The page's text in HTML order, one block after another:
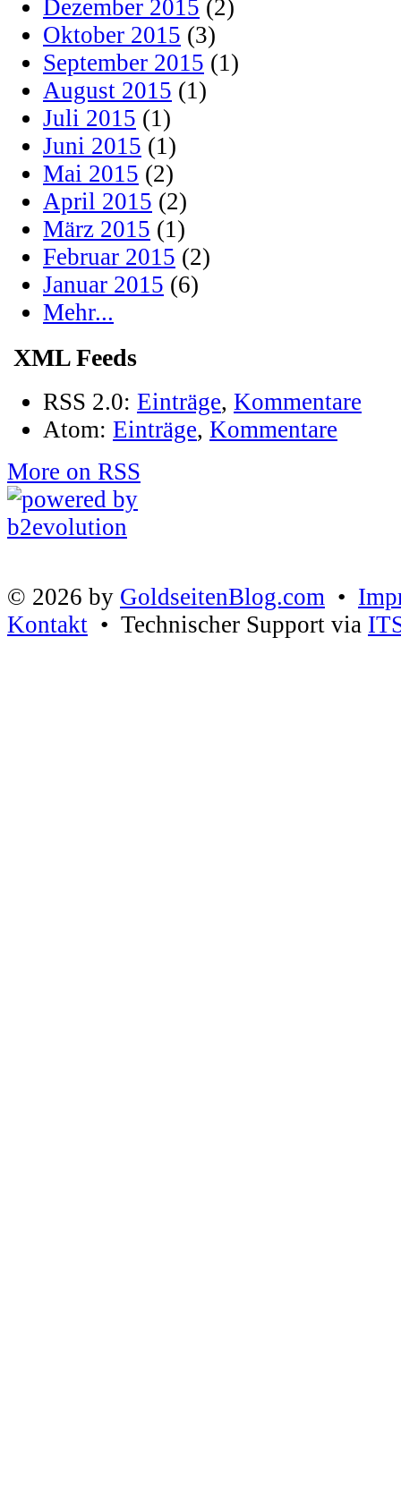
Dezember 2015 (2)
Oktober 2015 (3)
September 2015 (1)
August 2015 (1)
Juli 2015 (1)
Juni 2015 (1)
Mai 2015 (2)
April 2015 (2)
März 2015 (1)
Februar 2015 (2)
Januar 2015 (6)
Mehr...
XML Feeds
RSS 2.0: Einträge, Kommentare
Atom: Einträge, Kommentare
More on RSS
© 2026 by GoldseitenBlog.com •
Kontakt • Technischer Support via